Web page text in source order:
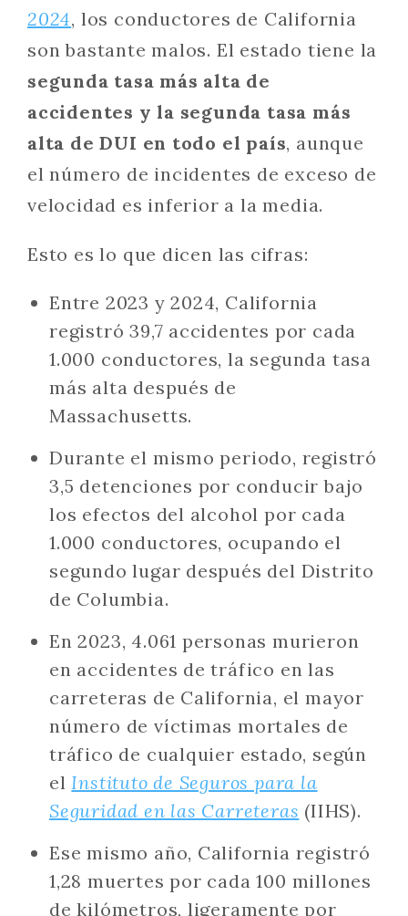
2024, los conductores de California
son bastante malos. El estado tiene la
segunda tasa más alta de
accidentes y la segunda tasa más
alta de DUI en todo el país, aunque
el número de incidentes de exceso de
velocidad es inferior a la media.
Esto es lo que dicen las cifras:
Entre 2023 y 2024, California
registró 39,7 accidentes por cada
1.000 conductores, la segunda tasa
más alta después de
Massachusetts.
Durante el mismo periodo, registró
3,5 detenciones por conducir bajo
los efectos del alcohol por cada
1.000 conductores, ocupando el
segundo lugar después del Distrito
de Columbia.
En 2023, 4.061 personas murieron
en accidentes de tráfico en las
carreteras de California, el mayor
número de víctimas mortales de
tráfico de cualquier estado, según
el Instituto de Seguros para la
Seguridad en las Carreteras (IIHS).
Ese mismo año, California registró
1,28 muertes por cada 100 millones
de kilómetros, ligeramente por